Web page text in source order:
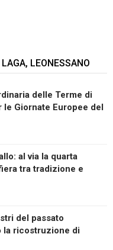
LEONESSANO
delle Terme di
le Giornate Europee del
al via la quarta
tra tradizione e
del passato
la ricostruzione di